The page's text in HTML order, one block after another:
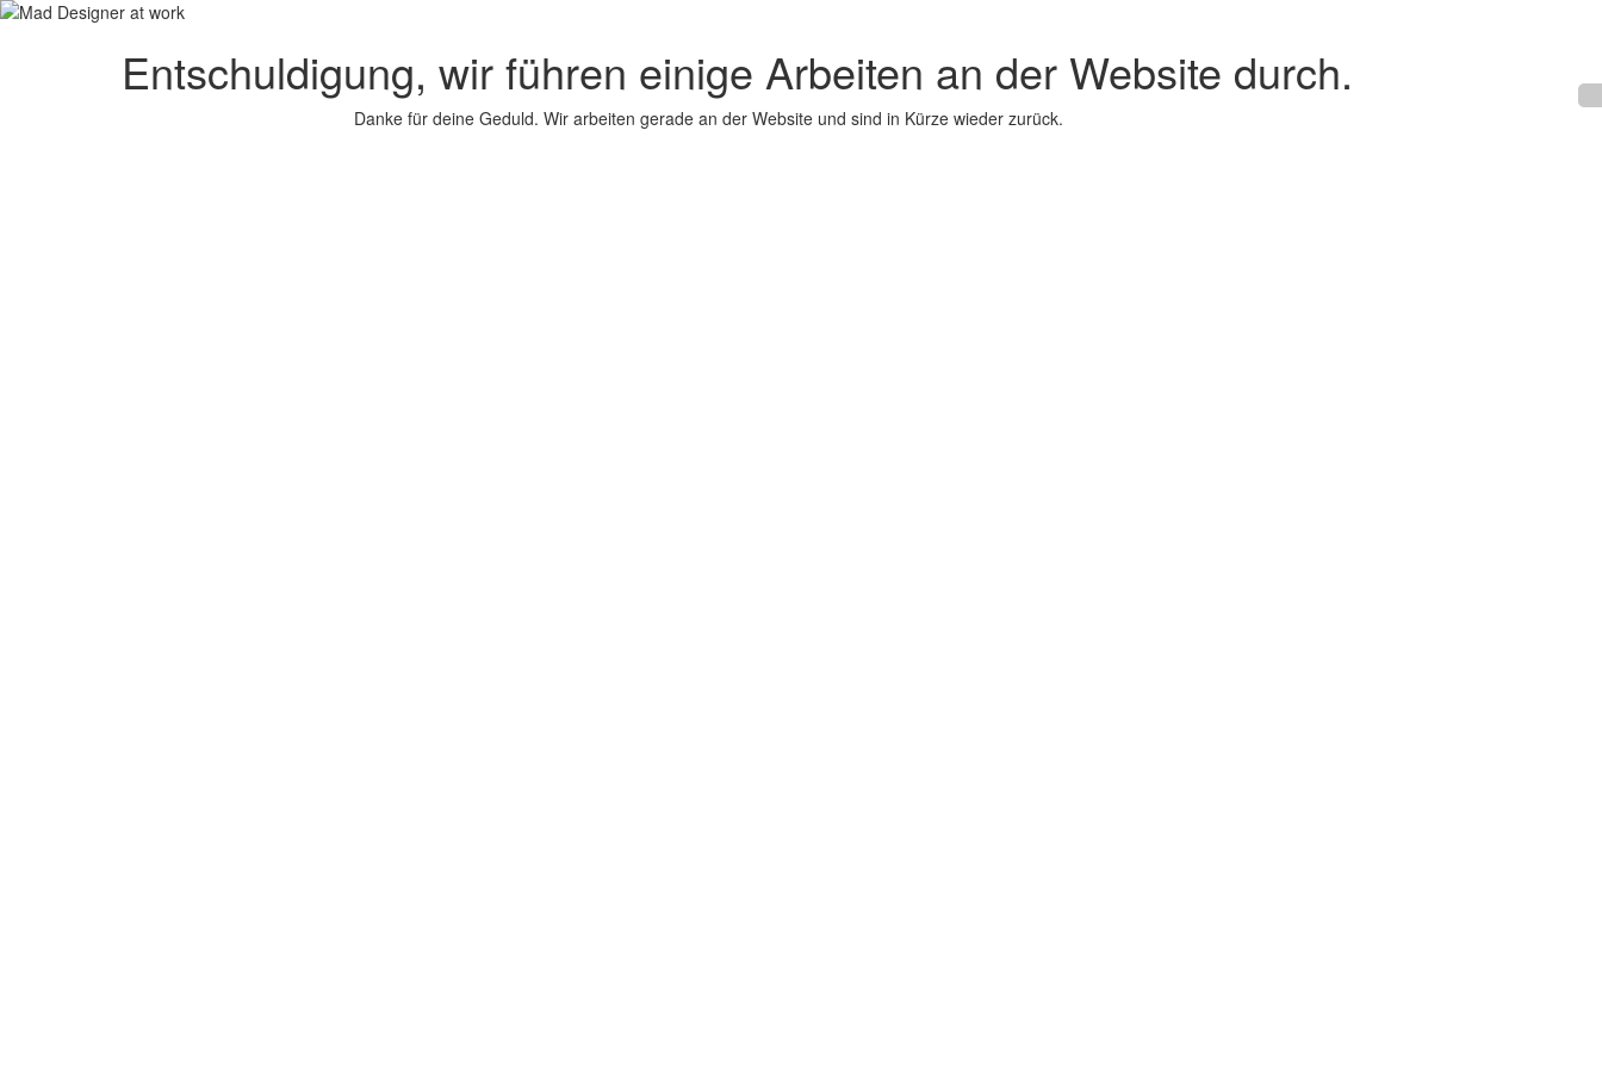
Entschuldigung, wir führen einige Arbeiten an der Website durch.
Danke für deine Geduld. Wir arbeiten gerade an der Website und sind in Kürze wieder zurück.